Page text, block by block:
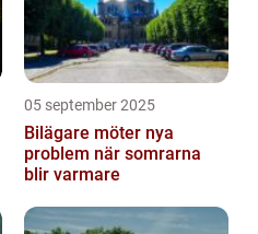
05 september 2025
Bilägare möter nya
problem när somrarna
blir varmare